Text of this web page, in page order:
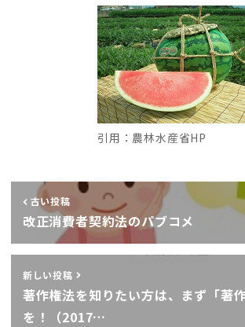
引用：農林水産省HP
古い投稿
改正消費者契約法のパブコメ
新しい投稿
著作権法を知りたい方は、まず「著
を！（2017…